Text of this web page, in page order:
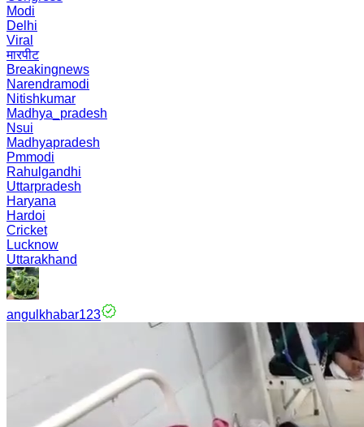
Modi
Delhi
Viral
मारपीट
Breakingnews
Narendramodi
Nitishkumar
Madhya_pradesh
Nsui
Madhyapradesh
Pmmodi
Rahulgandhi
Uttarpradesh
Haryana
Hardoi
Cricket
Lucknow
Uttarakhand
angulkhabar123